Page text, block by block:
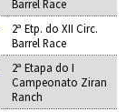
Barrel Race
2ª Etp. do XII Circ.
Barrel Race
2ª Etapa do I
Campeonato Ziran
Ranch